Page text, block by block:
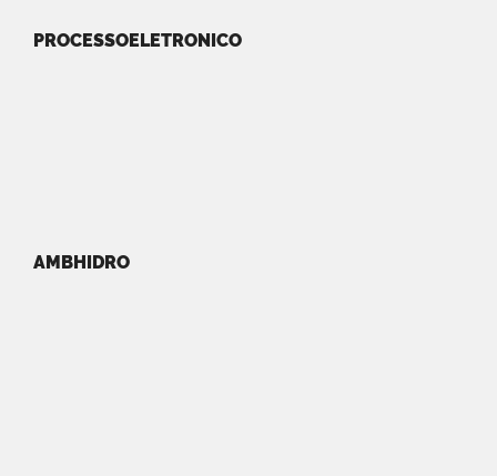
PROCESSOELETRONICO
AMBHIDRO